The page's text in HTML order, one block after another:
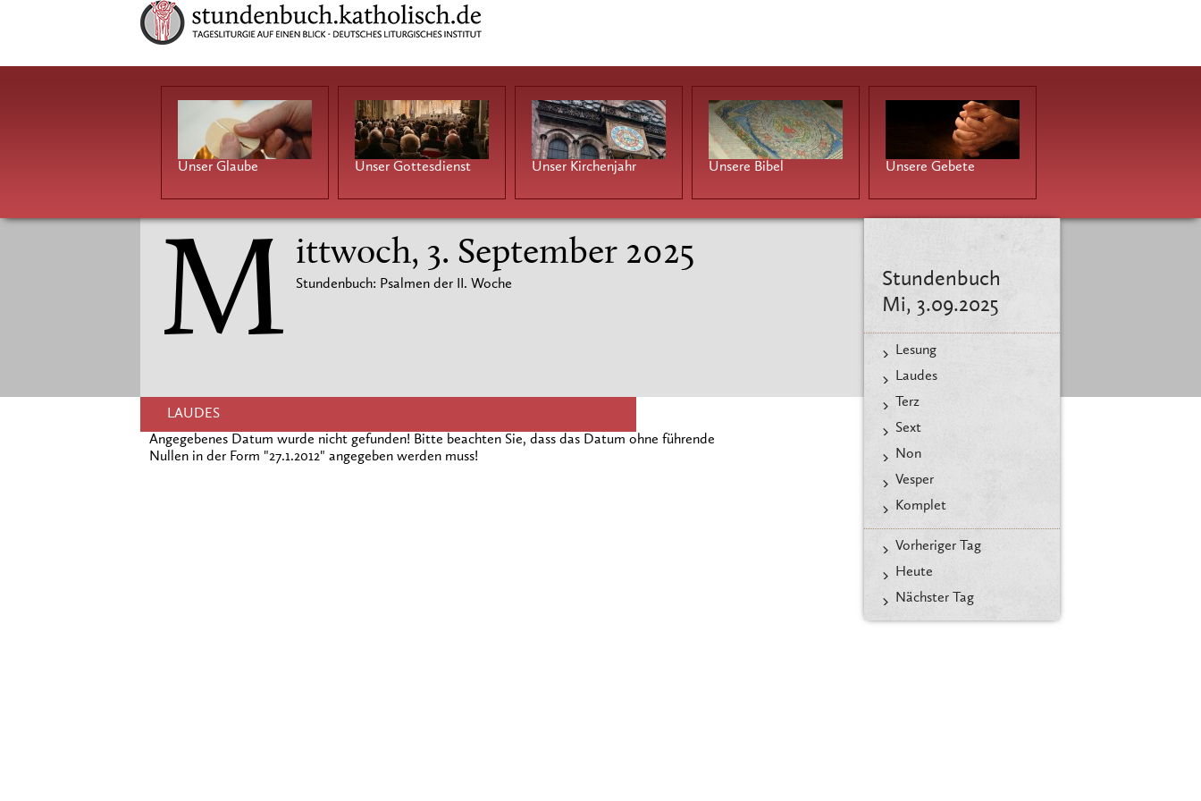
Unser Glaube Unser Gottesdienst Unser Kirchenjahr Unsere Bibel Unsere Gebete
Stundenbuch
Mi, 3.09.2025
Lesung
Laudes
Terz
Sext
Non
Vesper
Komplet
Vorheriger Tag
Heute
Nächster Tag
M ittwoch, 3. September 2025
Stundenbuch: Psalmen der II. Woche
LAUDES
Angegebenes Datum wurde nicht gefunden! Bitte beachten Sie, dass das Datum ohne führende
Nullen in der Form "27.1.2012" angegeben werden muss!